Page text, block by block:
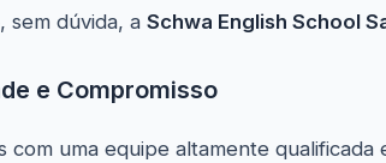
sem dúvida, a Schwa English School
e Compromisso
com uma equipe altamente